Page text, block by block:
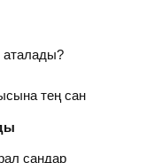
аталады?
тең сан
сандар